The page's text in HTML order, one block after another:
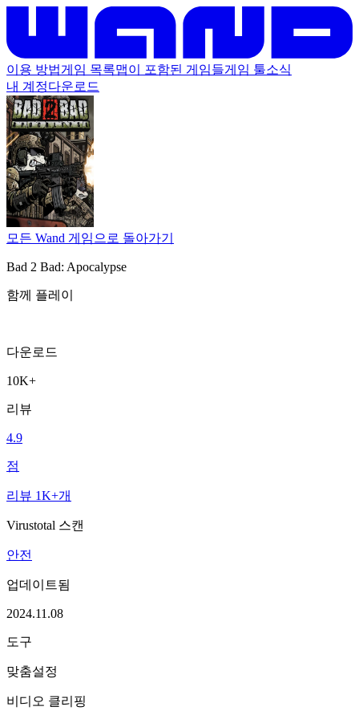
이용 방법게임 목록맵이 포함된 게임들게임 툴소식
내 계정다운로드
모든 Wand 게임으로 돌아가기
Bad 2 Bad: Apocalypse
함께 플레이
다운로드
10K+
리뷰
4.9
점
리뷰 1K+개
Virustotal 스캔
안전
업데이트됨
2024.11.08
도구
맞춤설정
비디오 클리핑